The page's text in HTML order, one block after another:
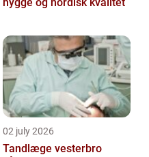
02 july 2026
Tandlæge vesterbro